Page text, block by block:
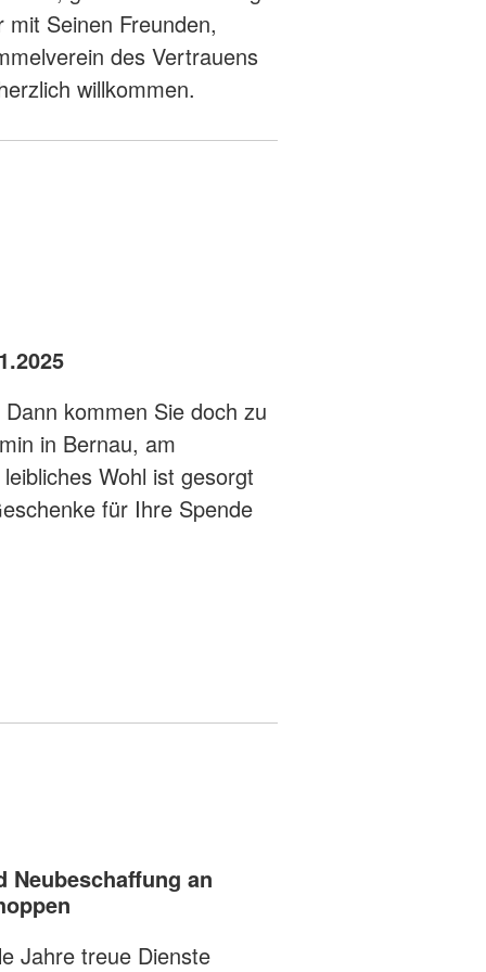
Seinen Freunden,
des Vertrauens
willkommen.
kommen Sie doch zu
in Bernau, am
Wohl ist gesorgt
für Ihre Spende
Neubeschaffung an
Jahre treue Dienste